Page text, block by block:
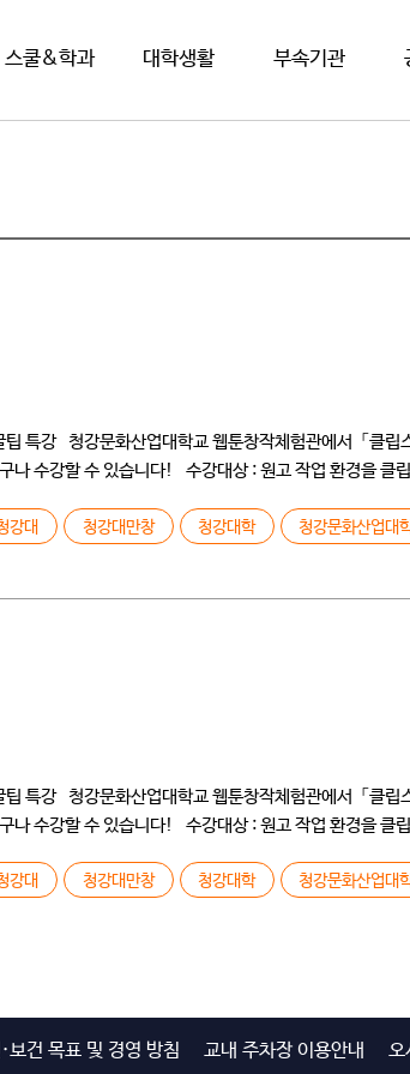
스쿨&학과 대학생활 부속기관
특강 청강문화산업대학교 웹툰창작체험관에서 「클립
수강할 수 있습니다! 수강대상 : 원고 작업 환경을 클
강대 청강대만창 청강대학 청강문화산업대
특강 청강문화산업대학교 웹툰창작체험관에서 「클립
수강할 수 있습니다! 수강대상 : 원고 작업 환경을 클
강대 청강대만창 청강대학 청강문화산업대
보건 목표 및 경영 방침 교내 주차장 이용안내 오